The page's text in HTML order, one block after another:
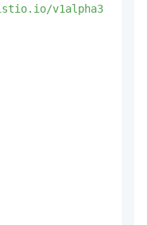
v1alpha3